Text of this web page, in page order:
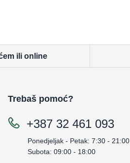
ili online
Trebaš pomoć?
+387 32 461 093
Ponedjeljak - Petak: 7:30 - 21:00
Subota: 09:00 - 18:00